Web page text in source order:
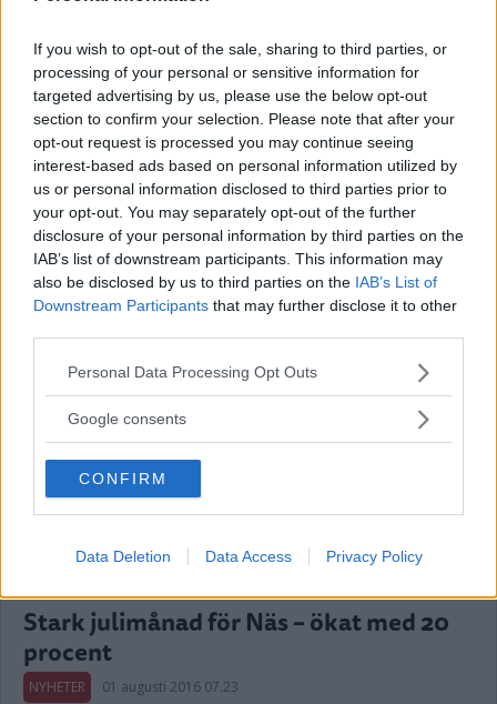
If you wish to opt-out of the sale, sharing to third parties, or
processing of your personal or sensitive information for
targeted advertising by us, please use the below opt-out
section to confirm your selection. Please note that after your
opt-out request is processed you may continue seeing
interest-based ads based on personal information utilized by
us or personal information disclosed to third parties prior to
your opt-out. You may separately opt-out of the further
disclosure of your personal information by third parties on the
IAB’s list of downstream participants. This information may
also be disclosed by us to third parties on the IAB’s List of
Downstream Participants that may further disclose it to other
Please note that this website/app uses one or more Google
not limited to your visit or usage behaviour. You may click to
use your data for below specified purposes in below Google
consent section.
Personal Data Processing Opt Outs
Google consents
CONFIRM
Data Deletion Data Access Privacy Policy
Annons:
Ny succémånad för Näs – ökade med 49
procent
NÄRINGSLIV 04 oktober 2016 11.18
Vrålstark månad av Näs – snart slås
fjolåret
KULTUR 01 september 2016 08.43
Annons:
Stark julimånad för Näs – ökat med 20
procent
NYHETER 01 augusti 2016 07.23